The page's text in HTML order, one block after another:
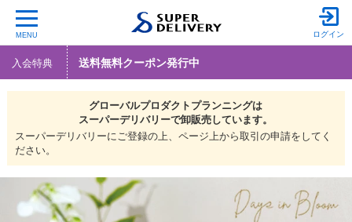
MENU ログイン
入会特典 送料無料クーポン発行中
グローバルプロダクトプランニングは
スーパーデリバリーで卸販売しています。
スーパーデリバリーにご登録の上、ページ上から取引の申請をしてく
ださい。